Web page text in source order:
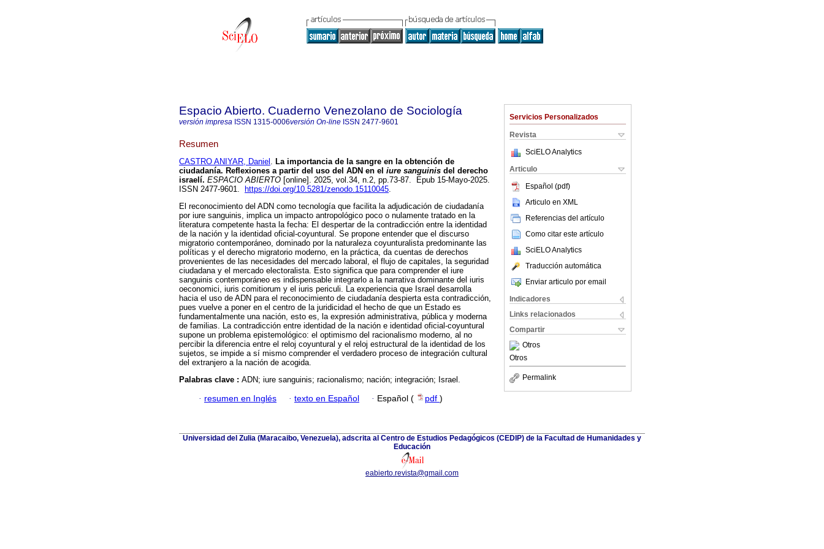
Servicios Personalizados
Revista
SciELO Analytics
Articulo
Español (pdf)
Articulo en XML
Referencias del artículo
Como citar este artículo
SciELO Analytics
Traducción automática
Enviar articulo por email
Indicadores
Links relacionados
Compartir
Otros
Otros
Permalink
Espacio Abierto. Cuaderno Venezolano de Sociología
versión impresa ISSN 1315-0006versión On-line ISSN 2477-9601
Resumen
CASTRO ANIYAR, Daniel . La importancia de la sangre en la obtención de
ciudadanía. Reflexiones a partir del uso del ADN en el iure sanguinis del derecho
israelí. ESPACIO ABIERTO [online]. 2025, vol.34, n.2, pp.73-87. Epub 15-Mayo-2025.
ISSN 2477-9601.
https://doi.org/10.5281/zenodo.15110045.
El reconocimiento del ADN como tecnología que facilita la adjudicación de ciudadanía
por iure sanguinis, implica un impacto antropológico poco o nulamente tratado en la
literatura competente hasta la fecha: El despertar de la contradicción entre la identidad
de la nación y la identidad oficial-coyuntural. Se propone entender que el discurso
migratorio contemporáneo, dominado por la naturaleza coyunturalista predominante las
políticas y el derecho migratorio moderno, en la práctica, da cuentas de derechos
provenientes de las necesidades del mercado laboral, el flujo de capitales, la seguridad
ciudadana y el mercado electoralista. Esto significa que para comprender el iure
sanguinis contemporáneo es indispensable integrarlo a la narrativa dominante del iuris
oeconomici, iuris comitiorum y el iuris periculi. La experiencia que Israel desarrolla
hacia el uso de ADN para el reconocimiento de ciudadanía despierta esta contradicción,
pues vuelve a poner en el centro de la juridicidad el hecho de que un Estado es
fundamentalmente una nación, esto es, la expresión administrativa, pública y moderna
de familias. La contradicción entre identidad de la nación e identidad oficial-coyuntural
supone un problema epistemológico: el optimismo del racionalismo moderno, al no
percibir la diferencia entre el reloj coyuntural y el reloj estructural de la identidad de los
sujetos, se impide a sí mismo comprender el verdadero proceso de integración cultural
del extranjero a la nación de acogida.
Palabras clave : ADN; iure sanguinis; racionalismo; nación; integración; Israel.
· resumen en Inglés · texto en Español · Español ( pdf )
Universidad del Zulia (Maracaibo, Venezuela), adscrita al Centro de Estudios Pedagógicos (CEDIP) de la Facultad de Humanidades y
Educación
eabierto.revista@gmail.com